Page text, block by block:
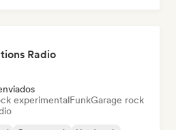
Radio
experimentalFunkGarage rock